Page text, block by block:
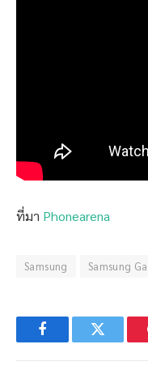
ที่มา Phonearena
Samsung Samsung
FacebookTwitter